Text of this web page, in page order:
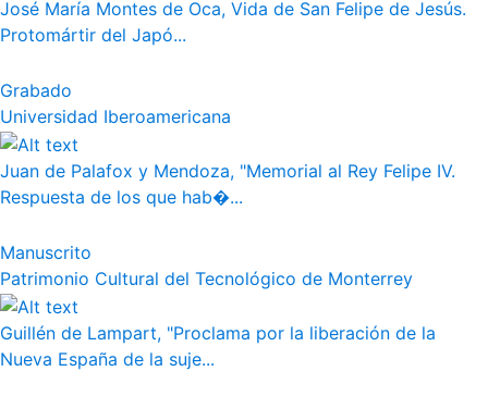
José María Montes de Oca, Vida de San Felipe de Jesús.
Protomártir del Japó...
Grabado
Universidad Iberoamericana
Juan de Palafox y Mendoza, "Memorial al Rey Felipe IV.
Respuesta de los que hab�...
Manuscrito
Patrimonio Cultural del Tecnológico de Monterrey
Guillén de Lampart, "Proclama por la liberación de la
Nueva España de la suje...